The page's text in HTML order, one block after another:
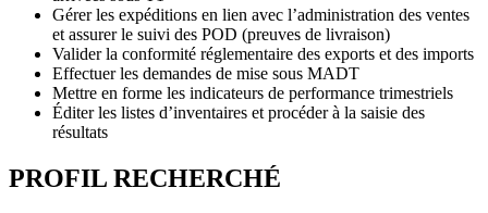
Gérer les expéditions en lien avec l’administration des ventes
et assurer le suivi des POD (preuves de livraison)
Valider la conformité réglementaire des exports et des imports
Effectuer les demandes de mise sous MADT
Mettre en forme les indicateurs de performance trimestriels
Éditer les listes d’inventaires et procéder à la saisie des
résultats
PROFIL RECHERCHÉ